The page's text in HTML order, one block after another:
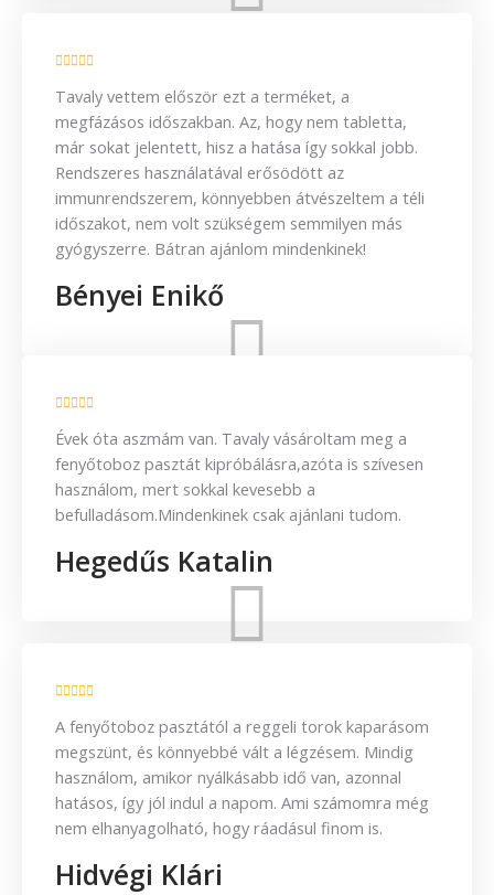
Tavaly vettem először ezt a terméket, a
megfázásos időszakban. Az, hogy nem tabletta,
már sokat jelentett, hisz a hatása így sokkal jobb.
Rendszeres használatával erősödött az
immunrendszerem, könnyebben átvészeltem a téli
időszakot, nem volt szükségem semmilyen más
gyógyszerre. Bátran ajánlom mindenkinek!
Bényei Enikő
Évek óta aszmám van. Tavaly vásároltam meg a
fenyőtoboz pasztát kipróbálásra,azóta is szívesen
használom, mert sokkal kevesebb a
befulladásom.Mindenkinek csak ajánlani tudom.
Hegedűs Katalin
A fenyőtoboz pasztától a reggeli torok kaparásom
megszünt, és könnyebbé vált a légzésem. Mindig
használom, amikor nyálkásabb idő van, azonnal
hatásos, így jól indul a napom. Ami számomra még
nem elhanyagolható, hogy ráadásul finom is.
Hidvégi Klári